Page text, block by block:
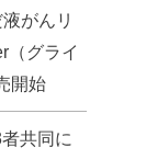
がんリ
（グライ
開始
共同に